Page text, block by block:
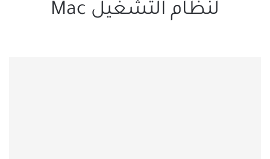
لنظام التشغيل Mac